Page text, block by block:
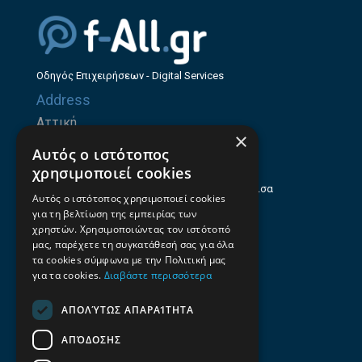
Οδηγός Επιχειρήσεων - Digital Services
Address
Αττική
Θεσσαλία
Ηρώων Πολυτεχνείου 214 (1ος Όροφος), Λάρισα
Επαγγελματικός οδηγός Λάρισας
Emails
Contacts
+30 2106100088
+30 2410533884
×
Αυτός ο ιστότοπος
χρησιμοποιεί cookies
Αυτός ο ιστότοπος χρησιμοποιεί cookies
για τη βελτίωση της εμπειρίας των
χρηστών. Χρησιμοποιώντας τον ιστότοπό
μας, παρέχετε τη συγκατάθεσή σας για όλα
τα cookies σύμφωνα με την Πολιτική μας
για τα cookies. Διαβάστε περισσότερα
ΑΠΟΛΎΤΩΣ ΑΠΑΡΑΊΤΗΤΑ
ΑΠΌΔΟΣΗΣ